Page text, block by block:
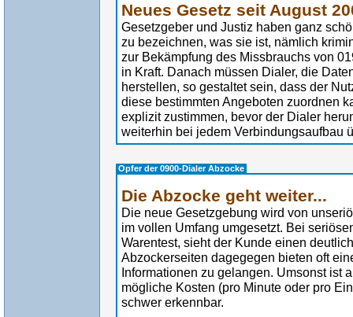
Neues Gesetz seit August
Gesetzgeber und Justiz haben ganz
zu bezeichnen, was sie ist, nämlich
zur Bekämpfung des Missbrauchs von
in Kraft. Danach müssen Dialer, die
herstellen, so gestaltet sein, dass der
diese bestimmten Angeboten zuordnen
explizit zustimmen, bevor der Dialer
weiterhin bei jedem Verbindungsaufbau
Opfer der 0900-Dialer Abzocke
Die Abzocke geht weiter...
Die neue Gesetzgebung wird von
im vollen Umfang umgesetzt. Bei
Warentest, sieht der Kunde einen
Abzockerseiten dagegegen bieten oft
Informationen zu gelangen. Umsonst ist
mögliche Kosten (pro Minute oder pro
schwer erkennbar.